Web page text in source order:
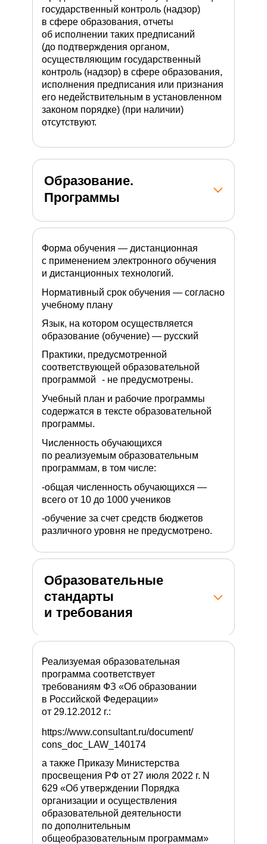
государственный контроль (надзор)
в сфере образования, отчеты
об исполнении таких предписаний
(до подтверждения органом,
осуществляющим государственный
контроль (надзор) в сфере образования,
исполнения предписания или признания
его недействительным в установленном
законом порядке) (при наличии)
отсутствуют.
Образование.
Программы
Форма обучения — дистанционная
с применением электронного обучения
и дистанционных технологий.
Нормативный срок обучения — согласно
учебному плану
Язык, на котором осуществляется
образование (обучение) — русский
Практики, предусмотренной
соответствующей образовательной
программой - не предусмотрены.
Учебный план и рабочие программы
содержатся в тексте образовательной
программы.
Численность обучающихся
по реализуемым образовательным
программам, в том числе:
-общая численность обучающихся —
всего от 10 до 1000 учеников
-обучение за счет средств бюджетов
различного уровня не предусмотрено.
Образовательные
стандарты
и требования
Реализуемая образовательная
программа соответствует
требованиям ФЗ «Об образовании
в Российской Федерации»
от 29.12.2012 г.:
а также Приказу Министерства
просвещения РФ от 27 июля 2022 г. N
629 «Об утверждении Порядка
организации и осуществления
образовательной деятельности
по дополнительным
общеобразовательным программам»
https://www.consultant.ru/document/
cons_doc_LAW_140174